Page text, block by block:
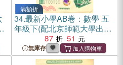
滿額折
34.最新小學AB卷：數學 五
年級下(配北京師範大學出版
社實驗教科書)（簡體書）
87 51
無庫存